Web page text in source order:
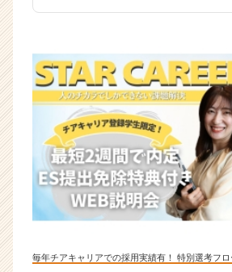
毎年チアキャリアでの採用実績有！ 特別選考フロ